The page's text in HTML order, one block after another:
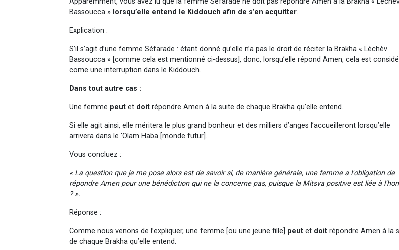
Bassoucca » lorsqu’elle entend le Kiddouch afin de s’en acquitter.
Explication :
S’il s’agit d’une femme Séfarade : étant donné qu’elle n’a pas le droit de réciter la Brakha « Léchèv
Bassoucca » [comme cela est mentionné ci-dessus], donc, lorsqu’elle répond Amen, cela est
come une interruption dans le Kiddouch.
Dans tout autre cas :
Une femme peut et doit répondre Amen à la suite de chaque Brakha qu’elle entend.
Si elle agit ainsi, elle méritera le plus grand bonheur et des milliers d’anges l’accueilleront lorsqu’elle
arrivera dans le 'Olam Haba [monde futur].
Vous concluez :
« La question que je me pose alors est de savoir si, de manière générale, une femme a l'obligation de
répondre Amen pour une bénédiction qui ne la concerne pas, puisque la Mitsva positive est liée à
? ».
Réponse :
Comme nous venons de l’expliquer, une femme [ou une jeune fille] peut et doit répondre Amen à la
de chaque Brakha qu’elle entend.